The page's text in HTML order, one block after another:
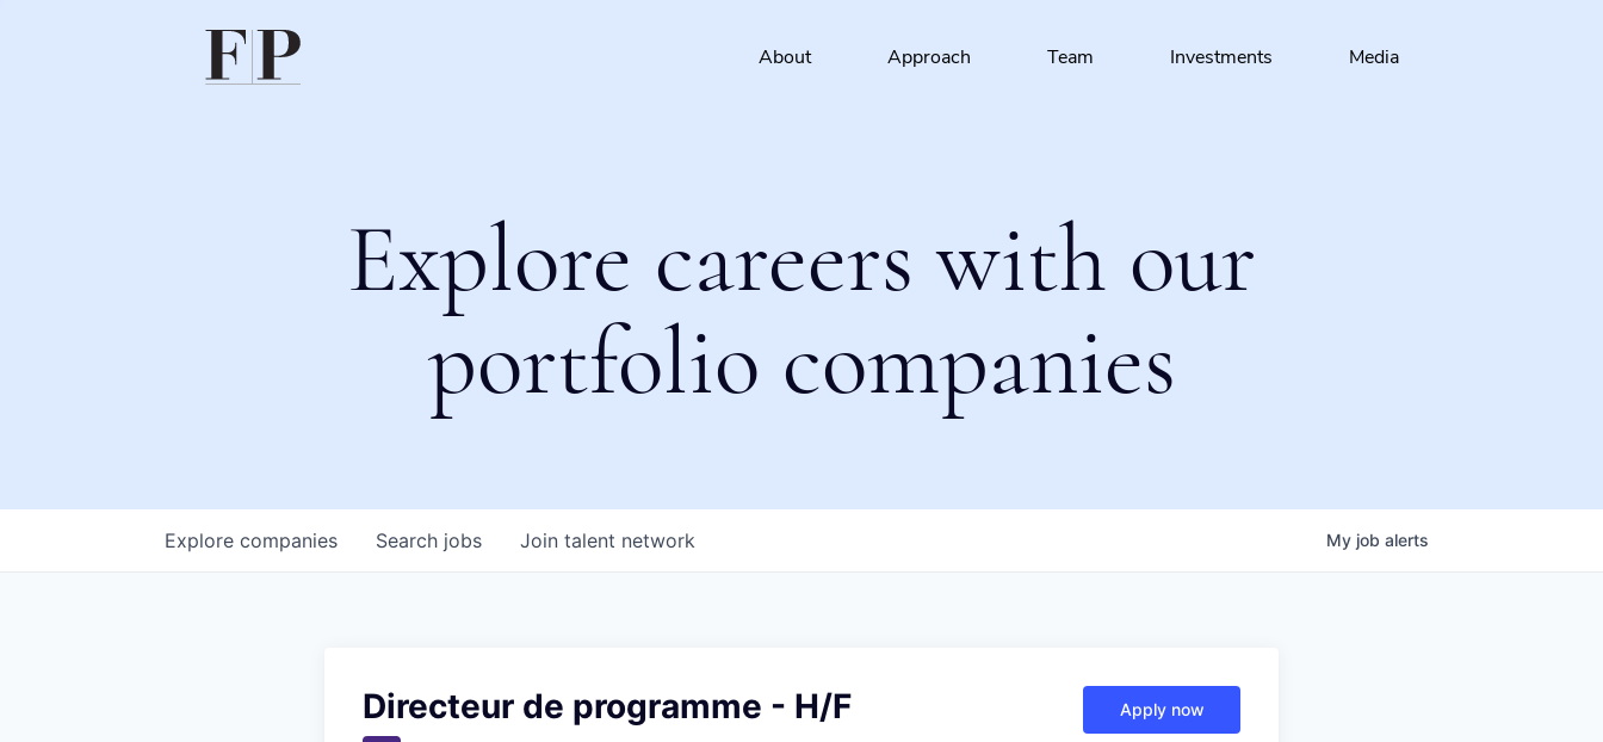
About Approach Team Investments Media
Explore careers with our
portfolio companies
Search jobs
Explore companies Join talent network My job alerts
Directeur de programme - H/F Apply now